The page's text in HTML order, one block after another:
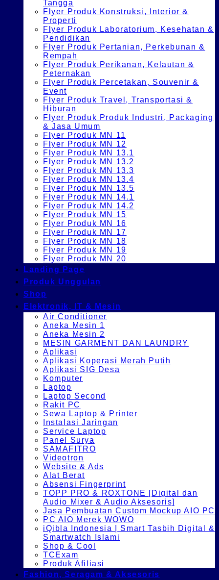
Tangga
Flyer Produk Konstruksi, Interior &
Properti
Flyer Produk Laboratorium, Kesehatan &
Pendidikan
Flyer Produk Pertanian, Perkebunan &
Rempah
Flyer Produk Perikanan, Kelautan &
Peternakan
Flyer Produk Percetakan, Souvenir &
Event
Flyer Produk Travel, Transportasi &
Hiburan
Flyer Produk Produk Industri, Packaging
& Jasa Umum
Flyer Produk MN 11
Flyer Produk MN 12
Flyer Produk MN 13.1
Flyer Produk MN 13.2
Flyer Produk MN 13.3
Flyer Produk MN 13.4
Flyer Produk MN 13.5
Flyer Produk MN 14.1
Flyer Produk MN 14.2
Flyer Produk MN 15
Flyer Produk MN 16
Flyer Produk MN 17
Flyer Produk MN 18
Flyer Produk MN 19
Flyer Produk MN 20
Landing Page
Produk Unggulan
Shop
Elektronik, IT & Mesin
Air Conditioner
Aneka Mesin 1
Aneka Mesin 2
MESIN GARMENT DAN LAUNDRY
Aplikasi
Aplikasi Koperasi Merah Putih
Aplikasi SIG Desa
Komputer
Laptop
Laptop Second
Rakit PC
Sewa Laptop & Printer
Instalasi Jaringan
Service Laptop
Panel Surya
SAMAFITRO
Videotron
Website & Ads
Alat Berat
Absensi Fingerprint
TOPP PRO & ROXTONE [Digital dan
Audio Mixer & Audio Aksesoris]
Jasa Pembuatan Custom Mockup AIO PC
PC AIO Merek WOWO
iQibla Indonesia | Smart Tasbih Digital &
Smartwatch Islami
Shop & Cool
TCExam
Produk Afiliasi
Fashion, Seragam & Aksesoris